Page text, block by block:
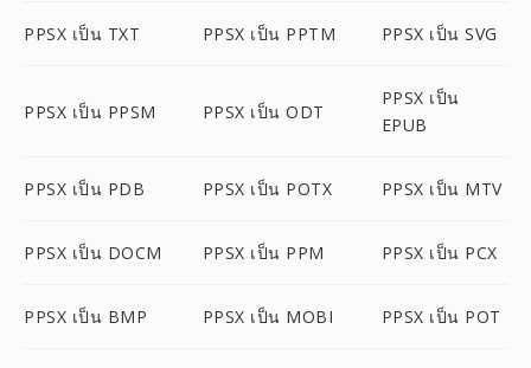
PPSX เป็น TXT PPSX เป็น PPTM PPSX เป็น SVG
PPSX เป็น PPSM PPSX เป็น ODT
PPSX เป็น
EPUB
PPSX เป็น PDB PPSX เป็น POTX PPSX เป็น MTV
PPSX เป็น DOCM PPSX เป็น PPM PPSX เป็น PCX
PPSX เป็น BMP PPSX เป็น MOBI PPSX เป็น POT